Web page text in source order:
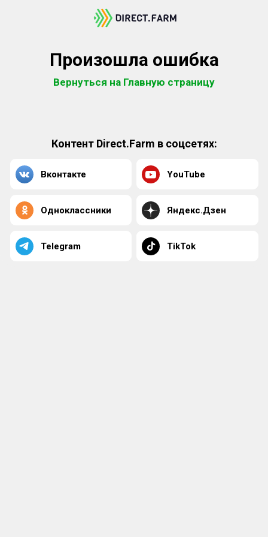
Произошла ошибка
Вернуться на Главную страницу
Контент Direct.Farm в соцсетях:
Вконтакте YouTube
Одноклассники Яндекс.Дзен
Telegram TikTok